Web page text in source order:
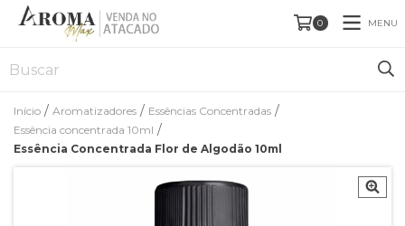
0 MENU
Início / Aromatizadores / Essências Concentradas /
Essência concentrada 10ml /
Essência Concentrada Flor de Algodão 10ml